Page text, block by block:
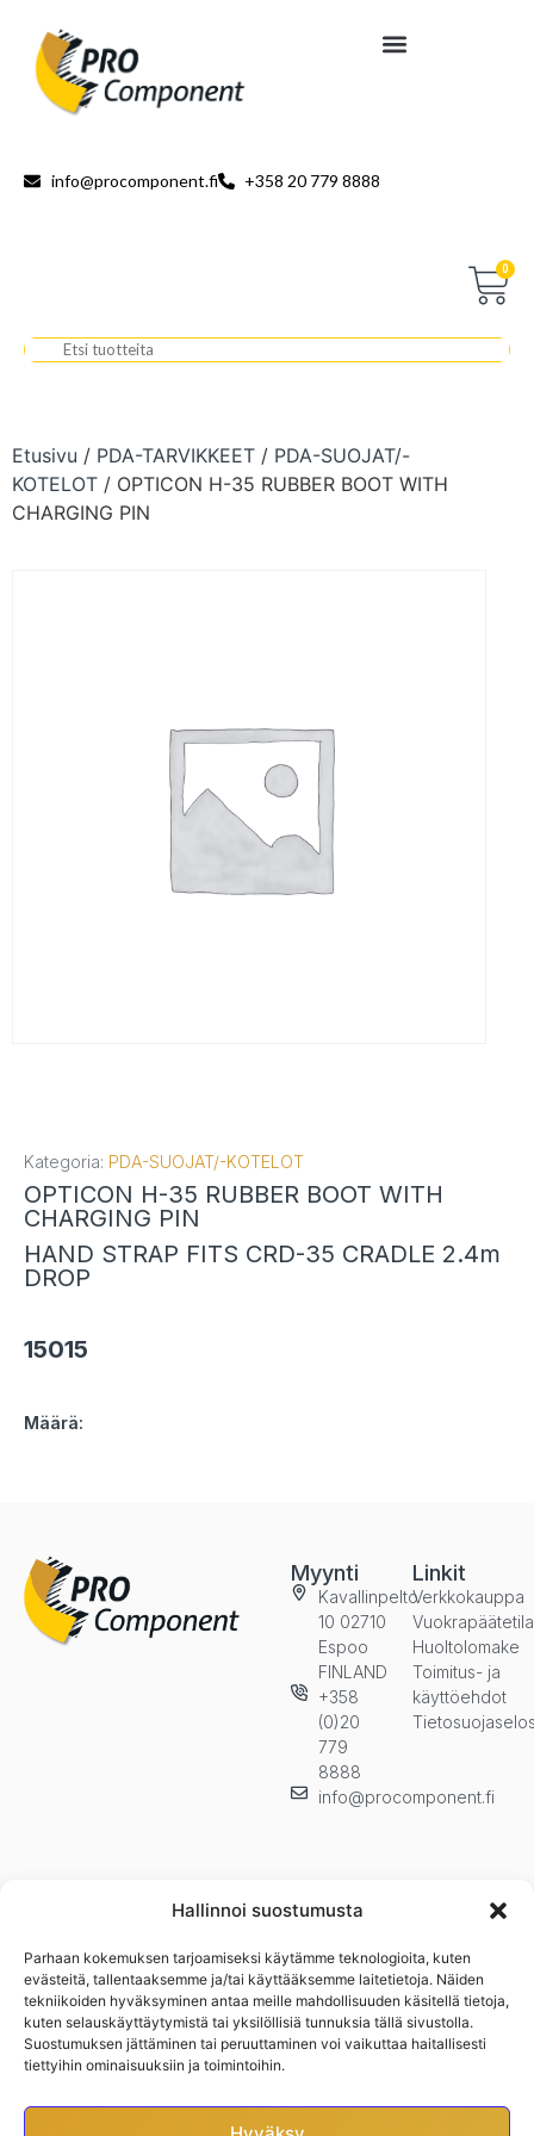
Hallinnoi suostumusta
Parhaan kokemuksen tarjoamiseksi käytämme teknologioita, kuten
evästeitä, tallentaaksemme ja/tai käyttääksemme laitetietoja. Näiden
tekniikoiden hyväksyminen antaa meille mahdollisuuden käsitellä tietoja,
kuten selauskäyttäytymistä tai yksilöllisiä tunnuksia tällä sivustolla.
Suostumuksen jättäminen tai peruuttaminen voi vaikuttaa haitallisesti
tiettyihin ominaisuuksiin ja toimintoihin.
info@procomponent.fi +358 20 779 8888
0
Etusivu / PDA-TARVIKKEET / PDA-SUOJAT/-
KOTELOT / OPTICON H-35 RUBBER BOOT WITH
CHARGING PIN
Kategoria: PDA-SUOJAT/-KOTELOT
OPTICON H-35 RUBBER BOOT WITH
CHARGING PIN
HAND STRAP FITS CRD-35 CRADLE 2.4m
DROP
15015
Määrä:
Myynti
Kavallinpelto
10 02710
Espoo
FINLAND
+358
(0)20
779
8888
info@procomponent.fi
Linkit
Verkkokauppa
Huoltolomake
Toimitus- ja
käyttöehdot
Pysy ajan tasalla ja tilaa uutiskirjeemme. Kuulet ensimmäisenä
uutuuksista, kampanjoista ja muista eduistamme.n